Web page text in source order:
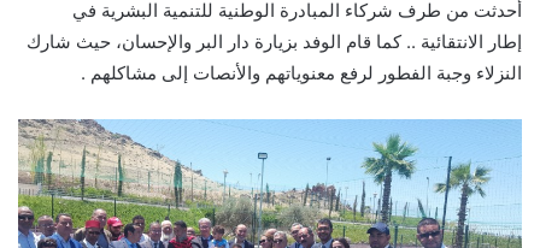
أحدثت من طرف شركاء المبادرة الوطنية للتنمية البشرية في
إطار الانتقائية .. كما قام الوفد بزيارة دار البر والإحسان، حيث شارك
النزلاء وجبة الفطور لرفع معنوياتهم والأنصات إلى مشاكلهم .